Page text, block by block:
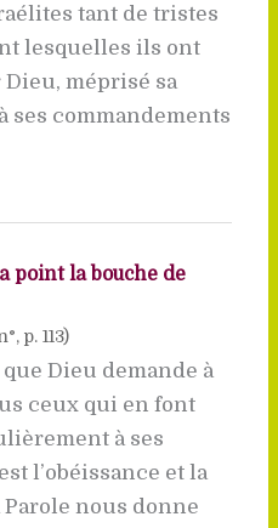
tant de tristes
lesquelles ils ont
méprisé sa
ses commandements
point la bouche de
p. 113)
Dieu demande à
ceux qui en font
à ses
l’obéissance et la
nous donne